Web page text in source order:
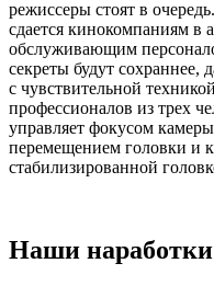
режиссеры стоят в
сдается кинокомпаниям в
обслуживающим
секреты будут сохраннее,
с чувствительной
профессионалов из трех
управляет фокусом
перемещением головки и
стабилизированной
Наши наработки